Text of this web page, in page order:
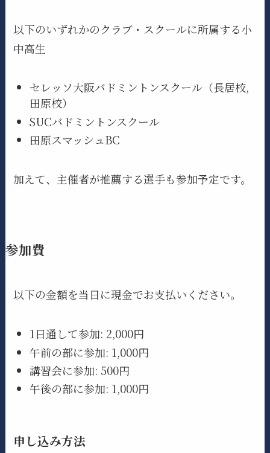
以下のいずれかのクラブ・スクールに所属する小
中高生
セレッソ大阪バドミントンスクール（長居校,
田原校）
SUCバドミントンスクール
田原スマッシュBC
加えて、主催者が推薦する選手も参加予定です。
参加費
以下の金額を当日に現金でお支払いください。
1日通して参加: 2,000円
午前の部に参加: 1,000円
講習会に参加: 500円
午後の部に参加: 1,000円
申し込み方法